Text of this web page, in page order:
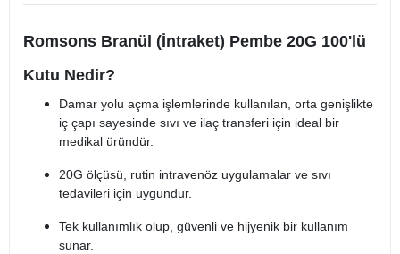
Romsons Branül (İntraket) Pembe 20G 100'lü
Kutu Nedir?
Damar yolu açma işlemlerinde kullanılan, orta genişlikte
iç çapı sayesinde sıvı ve ilaç transferi için ideal bir
medikal üründür.
20G ölçüsü, rutin intravenöz uygulamalar ve sıvı
tedavileri için uygundur.
Tek kullanımlık olup, güvenli ve hijyenik bir kullanım
sunar.